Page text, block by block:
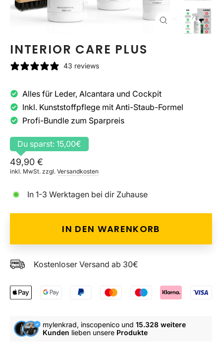
SCHLIESSEN (
INTERIOR CARE PLUS
43 reviews
Alles für Leder, Alcantara und Cockpit
Inkl. Kunststoffpflege mit Anti-Staub-Formel
Profi-Bundle zum Sparpreis
Du sparst: 15,00€
Normaler
Preis
49,90 €
inkl. MwSt. zzgl. Versandkosten
In 1-3 Werktagen bei dir Zuhause
IN DEN WARENKORB
Kostenloser Versand ab 30€
mylenkrad, inscopenico und 15.328 weitere
Kunden lieben unsere Produkte